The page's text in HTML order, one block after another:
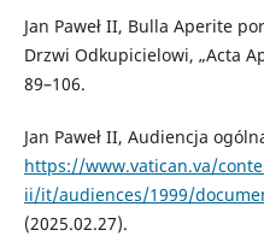
Jan Paweł II, Bulla Aperite
Drzwi Odkupicielowi, „Acta
89–106.
Jan Paweł II, Audiencja
https://www.vatican.va/
ii/it/audiences/1999/
(2025.02.27).